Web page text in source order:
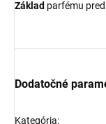
Základ parfému
Dodatočné
Kategória: